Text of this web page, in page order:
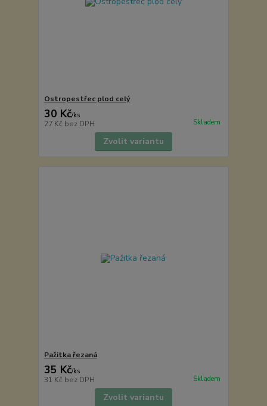
Ostropestřec plod celý
30 Kč/ks
27 Kč bez DPH Skladem
Zvolit variantu
Pažitka řezaná
35 Kč/ks
31 Kč bez DPH Skladem
Zvolit variantu